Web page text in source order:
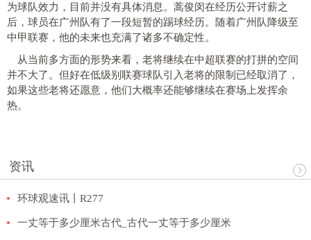
为球队效力，目前并没有具体消息。蒿俊闵在经历公开讨薪之
后，球员在广州队有了一段短暂的踢球经历。随着广州队降级至
中甲联赛，他的未来也充满了诸多不确定性。
从当前多方面的形势来看，老将继续在中超联赛的打拼的空间
并不大了。但好在低级别联赛球队引入老将的限制已经取消了，
如果这些老将还愿意，他们大概率还能够继续在赛场上发挥余
热。
资讯
环球观速讯丨R277
一丈等于多少厘米古代_古代一丈等于多少厘米